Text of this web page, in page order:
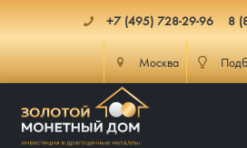
+7 (495) 728-29-96 8
Москва